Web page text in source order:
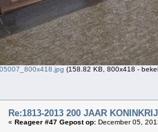
(158.82 KB, 800x418 -
Re:1813-2013 200 JAAR
« Reageer #47 Gepost op: December 05,